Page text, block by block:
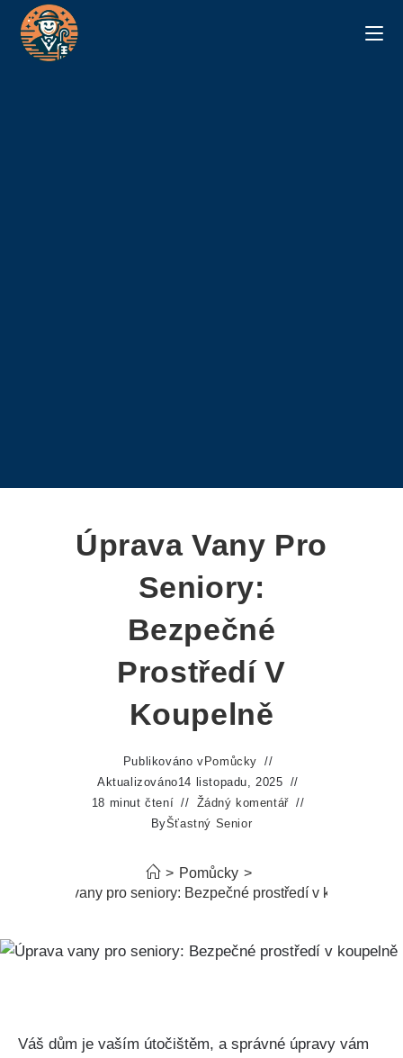
Úprava Vany Pro
Seniory:
Bezpečné
Prostředí V
Koupelně
Publikováno v Pomůcky
Aktualizováno14 listopadu, 2025
18 minut čtení
Žádný komentář
ByŠťastný Senior
> Pomůcky >
Úprava vany pro seniory: Bezpečné prostředí v koupelně
Váš dům je vaším útočištěm, a správné úpravy vám